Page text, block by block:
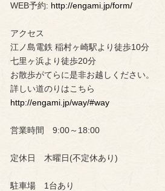
WEB予約: http://engami.jp/form/
アクセス
江ノ島電鉄 稲村ヶ崎駅より徒歩10分
七里ヶ浜より徒歩20分
お散歩がてらに是非お越しください。
詳しい道のりはこちら
http://engami.jp/way/#way
営業時間 9:00～18:00
定休日 木曜日(不定休あり)
駐車場 1台あり